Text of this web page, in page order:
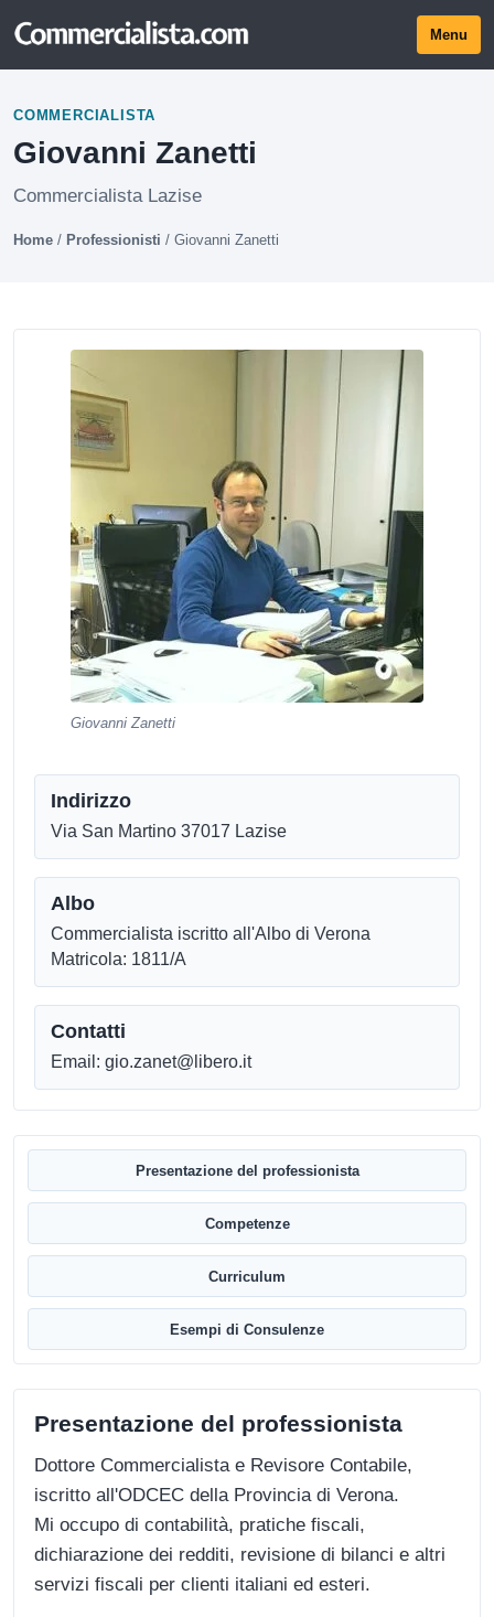
Menu
COMMERCIALISTA
Giovanni Zanetti
Commercialista Lazise
Home / Professionisti / Giovanni Zanetti
Giovanni Zanetti
Indirizzo
Via San Martino 37017 Lazise
Albo
Commercialista iscritto all'Albo di Verona
Matricola: 1811/A
Contatti
Email: gio.zanet@libero.it
Presentazione del professionista
Competenze
Curriculum
Esempi di Consulenze
Presentazione del professionista
Dottore Commercialista e Revisore Contabile,
iscritto all'ODCEC della Provincia di Verona.
Mi occupo di contabilità, pratiche fiscali,
dichiarazione dei redditi, revisione di bilanci e altri
servizi fiscali per clienti italiani ed esteri.